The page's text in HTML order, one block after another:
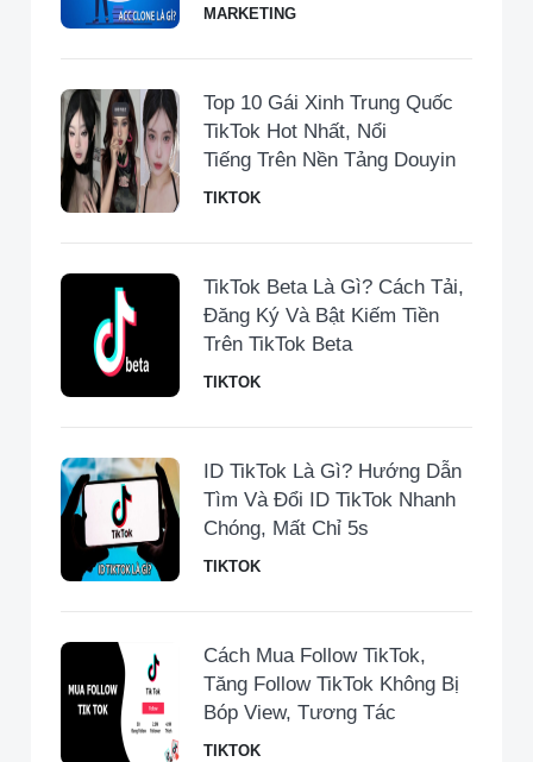
MARKETING
Top 10 Gái Xinh Trung Quốc
TikTok Hot Nhất, Nổi
Tiếng Trên Nền Tảng Douyin
TIKTOK
TikTok Beta Là Gì? Cách Tải,
Đăng Ký Và Bật Kiếm Tiền
Trên TikTok Beta
TIKTOK
ID TikTok Là Gì? Hướng Dẫn
Tìm Và Đổi ID TikTok Nhanh
Chóng, Mất Chỉ 5s
TIKTOK
Cách Mua Follow TikTok,
Tăng Follow TikTok Không Bị
Bóp View, Tương Tác
TIKTOK